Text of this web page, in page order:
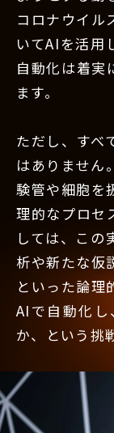
コロナウイル
いてAIを活用
自動化は着実
ます。
ただし、すべ
はありません
験管や細胞を
理的なプロセ
しては、この
析や新たな仮
といった論理
AIで自動化
か、という挑